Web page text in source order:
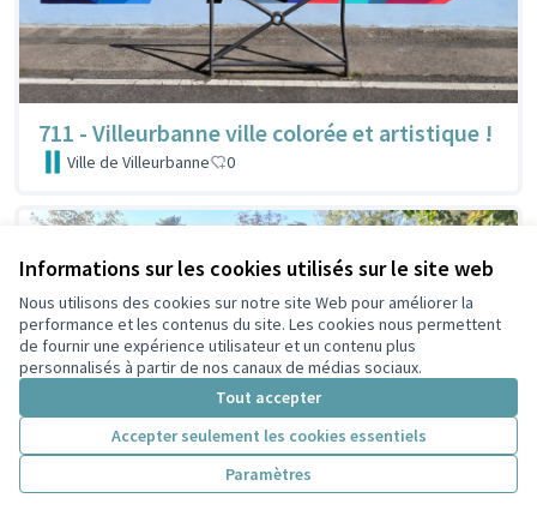
Informations sur les cookies utilisés sur le site web
Nous utilisons des cookies sur notre site Web pour améliorer la
performance et les contenus du site. Les cookies nous permettent
de fournir une expérience utilisateur et un contenu plus
personnalisés à partir de nos canaux de médias sociaux.
Tout accepter
Accepter seulement les cookies essentiels
Paramètres
711 - Villeurbanne ville colorée et artistique !
Ville de Villeurbanne 0